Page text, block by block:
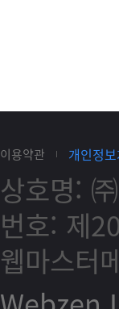
이용약관 개인정
상호명:
번호: 제
웹마스터